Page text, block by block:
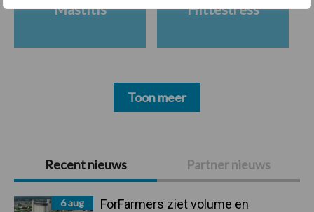
Primaire
Sidebar
Recent nieuws Partner nieuws
6 aug
ForFarmers ziet volume en
Mastitis Hittestress
Toon meer